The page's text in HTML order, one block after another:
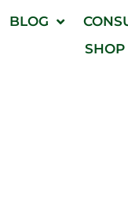
BLOG
SHOP